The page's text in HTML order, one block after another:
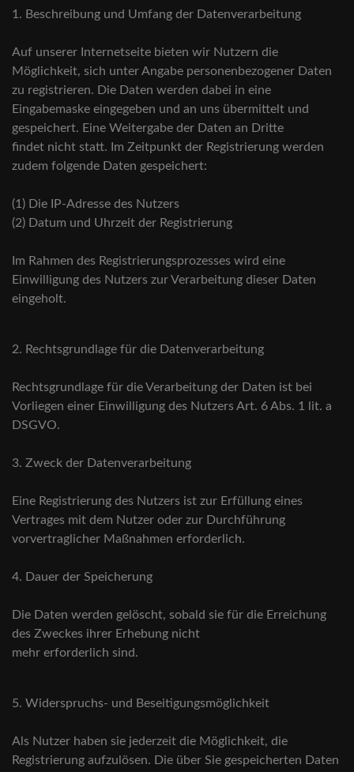
1. Beschreibung und Umfang der Datenverarbeitung
Auf unserer Internetseite bieten wir Nutzern die
Möglichkeit, sich unter Angabe personenbezogener Daten
zu registrieren. Die Daten werden dabei in eine
Eingabemaske eingegeben und an uns übermittelt und
gespeichert. Eine Weitergabe der Daten an Dritte
findet nicht statt. Im Zeitpunkt der Registrierung werden
zudem folgende Daten gespeichert:
(1) Die IP-Adresse des Nutzers
(2) Datum und Uhrzeit der Registrierung
Im Rahmen des Registrierungsprozesses wird eine
Einwilligung des Nutzers zur Verarbeitung dieser Daten
eingeholt.
2. Rechtsgrundlage für die Datenverarbeitung
Rechtsgrundlage für die Verarbeitung der Daten ist bei
Vorliegen einer Einwilligung des Nutzers Art. 6 Abs. 1 lit. a
DSGVO.
3. Zweck der Datenverarbeitung
Eine Registrierung des Nutzers ist zur Erfüllung eines
Vertrages mit dem Nutzer oder zur Durchführung
vorvertraglicher Maßnahmen erforderlich.
4. Dauer der Speicherung
Die Daten werden gelöscht, sobald sie für die Erreichung
des Zweckes ihrer Erhebung nicht
mehr erforderlich sind.
5. Widerspruchs- und Beseitigungsmöglichkeit
Als Nutzer haben sie jederzeit die Möglichkeit, die
Registrierung aufzulösen. Die über Sie gespeicherten Daten